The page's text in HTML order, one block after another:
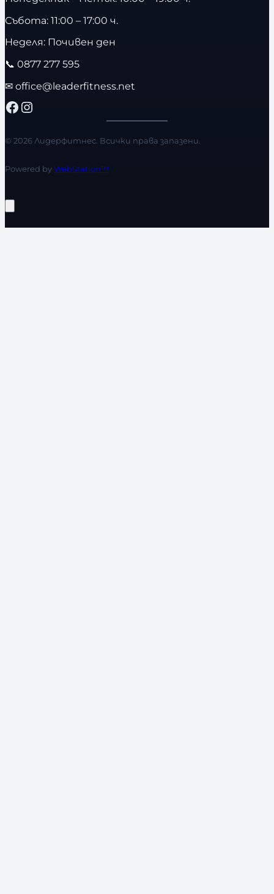
Събота: 11:00 – 17:00 ч.
Неделя: Почивен ден
📞 0877 277 595
✉ office@leaderfitness.net
Facebook Instagram
© 2026 Лидерфитнес. Всички права запазени.
Powered byWebStation™